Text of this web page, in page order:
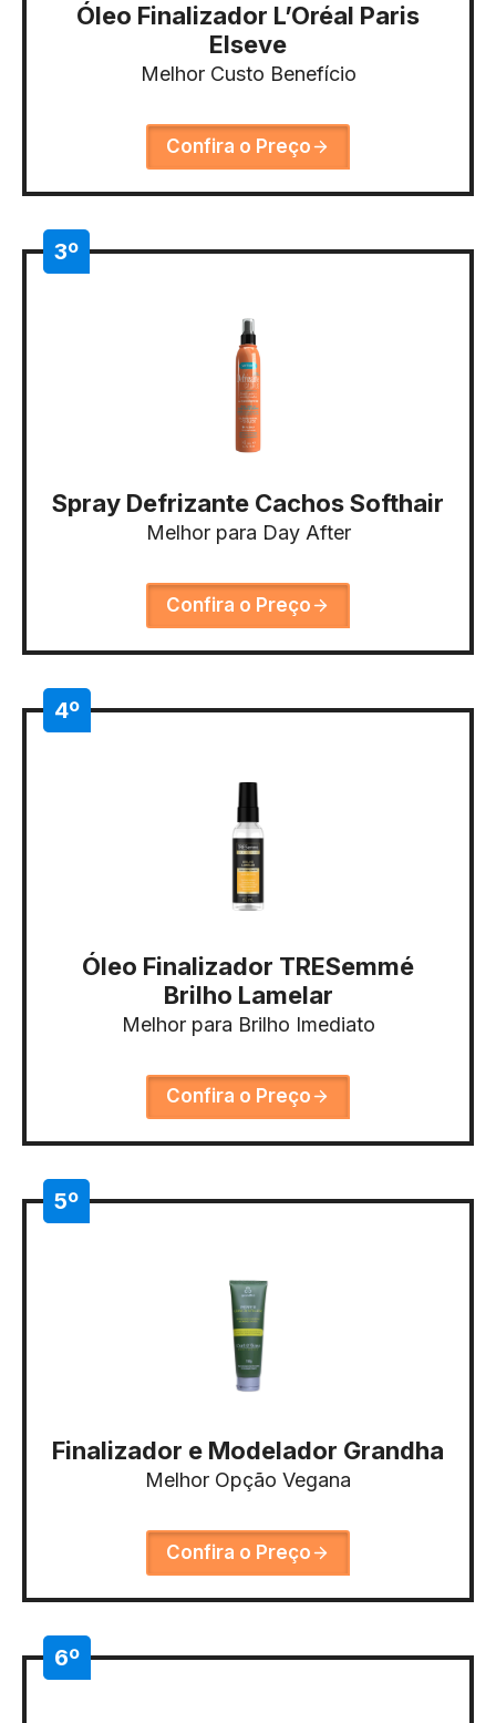
Óleo Finalizador L’Oréal Paris
Elseve
Melhor Custo Benefício
Confira o Preço
3º
Spray Defrizante Cachos Softhair
Melhor para Day After
Confira o Preço
4º
Óleo Finalizador TRESemmé
Brilho Lamelar
Melhor para Brilho Imediato
Confira o Preço
5º
Finalizador e Modelador Grandha
Melhor Opção Vegana
Confira o Preço
6º